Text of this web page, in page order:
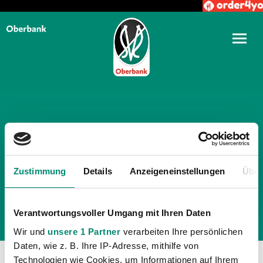
Zustimmung Details Anzeigeneinstellungen
Verantwortungsvoller Umgang mit Ihren Daten
Wir und unsere 1 Partner verarbeiten Ihre persönlichen
Daten, wie z. B. Ihre IP-Adresse, mithilfe von
Technologien wie Cookies, um Informationen auf Ihrem
TÄGLICHE ARCHIVE: 30.
SEPTEMBER 2025